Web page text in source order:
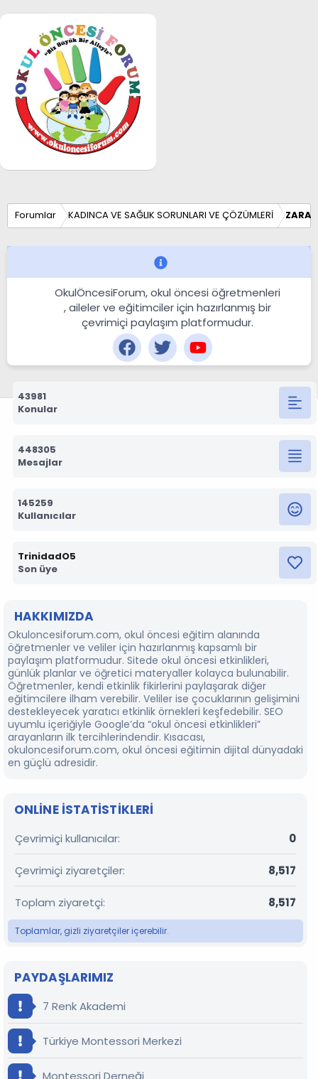
Forumlar KADINCA VE SAĞLIK SORUNLARI VE ÇÖZÜMLERİ
OkulÖncesiForum, okul öncesi öğretmenleri
, aileler ve eğitimciler için hazırlanmış bir
çevrimiçi paylaşım platformudur.
43981
Konular
448305
Mesajlar
145259
Kullanıcılar
TrinidadO5
Son üye
HAKKIMIZDA
Okuloncesiforum.com, okul öncesi eğitim alanında
öğretmenler ve veliler için hazırlanmış kapsamlı bir
paylaşım platformudur. Sitede okul öncesi etkinlikleri,
günlük planlar ve öğretici materyaller kolayca bulunabilir.
Öğretmenler, kendi etkinlik fikirlerini paylaşarak diğer
eğitimcilere ilham verebilir. Veliler ise çocuklarının gelişimini
destekleyecek yaratıcı etkinlik örnekleri keşfedebilir. SEO
uyumlu içeriğiyle Google’da “okul öncesi etkinlikleri”
arayanların ilk tercihlerindendir. Kısacası,
okuloncesiforum.com, okul öncesi eğitimin dijital dünyadaki
en güçlü adresidir.
ONLINE ISTATISTIKLERI
Çevrimiçi kullanıcılar 0
Çevrimiçi ziyaretçiler 8,517
Toplam ziyaretçi 8,517
Toplamlar, gizli ziyaretçiler içerebilir.
PAYDAŞLARIMIZ
7 Renk Akademi
Türkiye Montessori Merkezi